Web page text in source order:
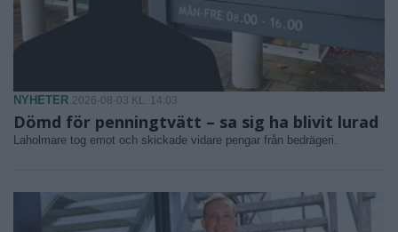
NYHETER 2026-08-03 KL. 14:03
Dömd för penningtvätt – sa sig ha blivit lurad
Laholmare tog emot och skickade vidare pengar från bedrägeri.